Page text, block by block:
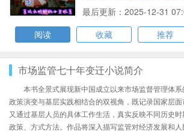
秤”到“量子基准”
最后更新：2025-12-31
阅读
收藏 推荐
市场监管七十年变迁小说简介
本书全景式展现新中国成立以来市场监督管理体
政策演变与基层实践相结合的双视角，既记录国家层面
又通过基层人员的具体工作生活，真实反映不同历史时
政策、方式方法。作品将深入描写监管对经济发展和